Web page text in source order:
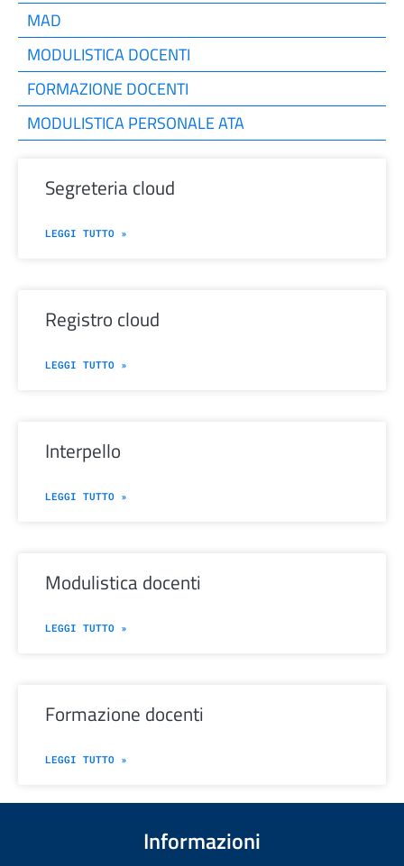
MAD
MODULISTICA DOCENTI
FORMAZIONE DOCENTI
MODULISTICA PERSONALE ATA
segreteria cloud
LEGGI TUTTO »
registro cloud
LEGGI TUTTO »
interpello
LEGGI TUTTO »
modulistica docenti
LEGGI TUTTO »
formazione docenti
LEGGI TUTTO »
Informazioni